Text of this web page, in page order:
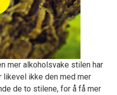
mer alkoholsvake stilen har
ikke den med mer
de to stilene, for å få mer